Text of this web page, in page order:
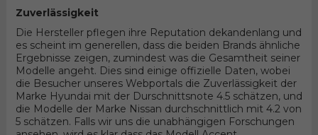
Zuverlässigkeit
Die Hersteller pflegen ihre Reputation dekandenlang und
es scheint im generellen, dass die beiden Brands ähnliche
Ergebnisse zeigen, zumindest was die Gesamtheit seiner
Modelle angeht. Dies sind einige offizielle Daten, wobei
die Besucher unseres Webportals die Zuverlässigkeit der
Marke Hyundai mit der Durschnittsnote 4.5 schätzen, und
die Modelle der Marke Nissan durchschnittlich mit 4.2 von
5 schätzen. Falls wir uns die unabhängigen Forschungen